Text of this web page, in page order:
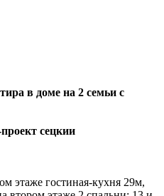
в доме на 2 семьи с
сецкии
этаже гостиная-кухня 29м,